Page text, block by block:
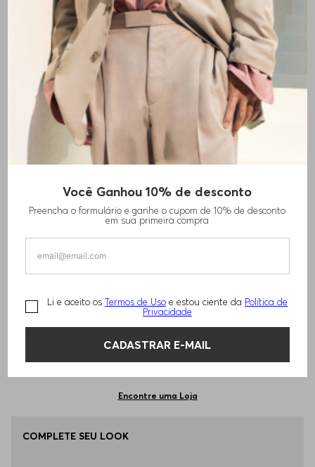
Você Ganhou 10% de desconto
Preencha o formulário e ganhe o cupom de 10% de desconto
em sua primeira compra
Li e aceito os Termos de Uso e estou ciente da Política de
Privacidade
CADASTRAR E-MAIL
SHORTS DE BANHO DE SECAGEM RÁPIDA
COM DETALHES CONTRASTANTES
TAMANHO -EG - XL Informações do Tamanho
Qual o seu Tamanho? Tabela de Tamanhos
EGG
ADICIONAR AO CARRINHO
Encontre uma Loja
COMPLETE SEU LOOK